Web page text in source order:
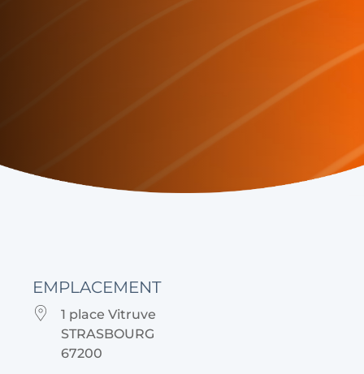
EMPLACEMENT
1 place Vitruve
STRASBOURG
67200